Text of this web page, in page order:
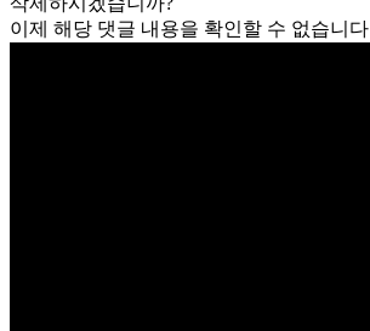
이제 해당 댓글 내용을 확인할 수 없습니다